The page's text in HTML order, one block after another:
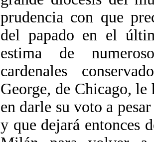
prudencia con que
del papado en el
estima de
cardenales
George, de Chicago,
en darle su voto a
y que dejará entonces